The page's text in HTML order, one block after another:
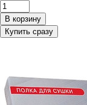
В корзину
Купить сразу